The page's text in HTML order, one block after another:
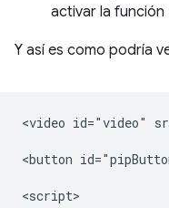
activar la función
Y así es como podría
<video id="video"
<button
<script>